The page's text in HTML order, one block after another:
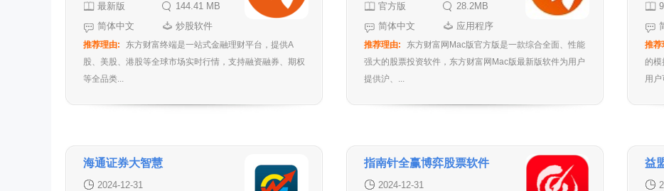
最新版
144.41 MB
简体中文
炒股软件
推荐理由:
东方财富终端是一站式金融理财平台，提供A
股、美股、港股等全球市场实时行情，支持融资融券、期权
等全品类...
官方版
28.2MB
简体中文
应用程序
推荐理由:
东方财富网Mac版官方版是一款综合全面、性能
强大的股票投资软件，东方财富网Mac版最新版软件为用户
提供沪、...
推荐
的模
用户
海通证券大智慧
2024-12-31
指南针全赢博弈股票软件
2024-12-31
益